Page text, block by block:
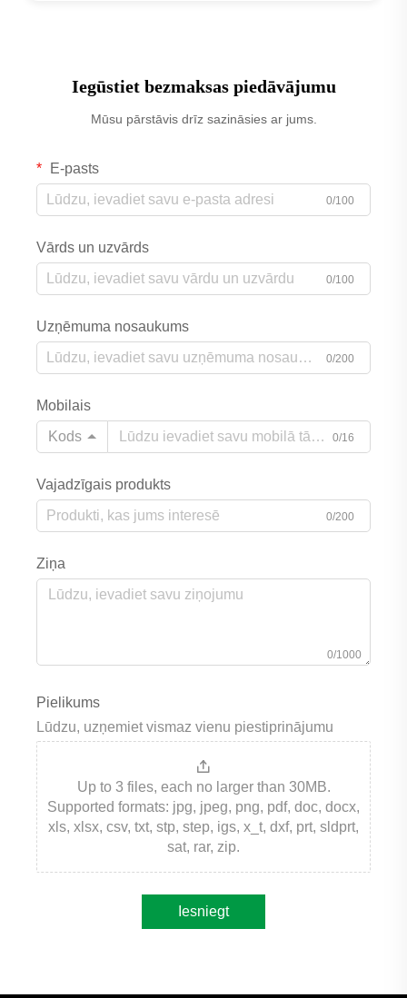
Iegūstiet bezmaksas piedāvājumu
Mūsu pārstāvis drīz sazināsies ar jums.
E-pasts
0/100
Vārds un uzvārds
0/100
Uzņēmuma nosaukums
0/200
Mobilais
Kods
0/16
Vajadzīgais produkts
0/200
Ziņa
0/1000
Pielikums
Lūdzu, uzņemiet vismaz vienu piestiprinājumu
Up to 3 files, each no larger than 30MB.
Supported formats: jpg, jpeg, png, pdf, doc, docx,
xls, xlsx, csv, txt, stp, step, igs, x_t, dxf, prt, sldprt,
sat, rar, zip.
Iesniegt